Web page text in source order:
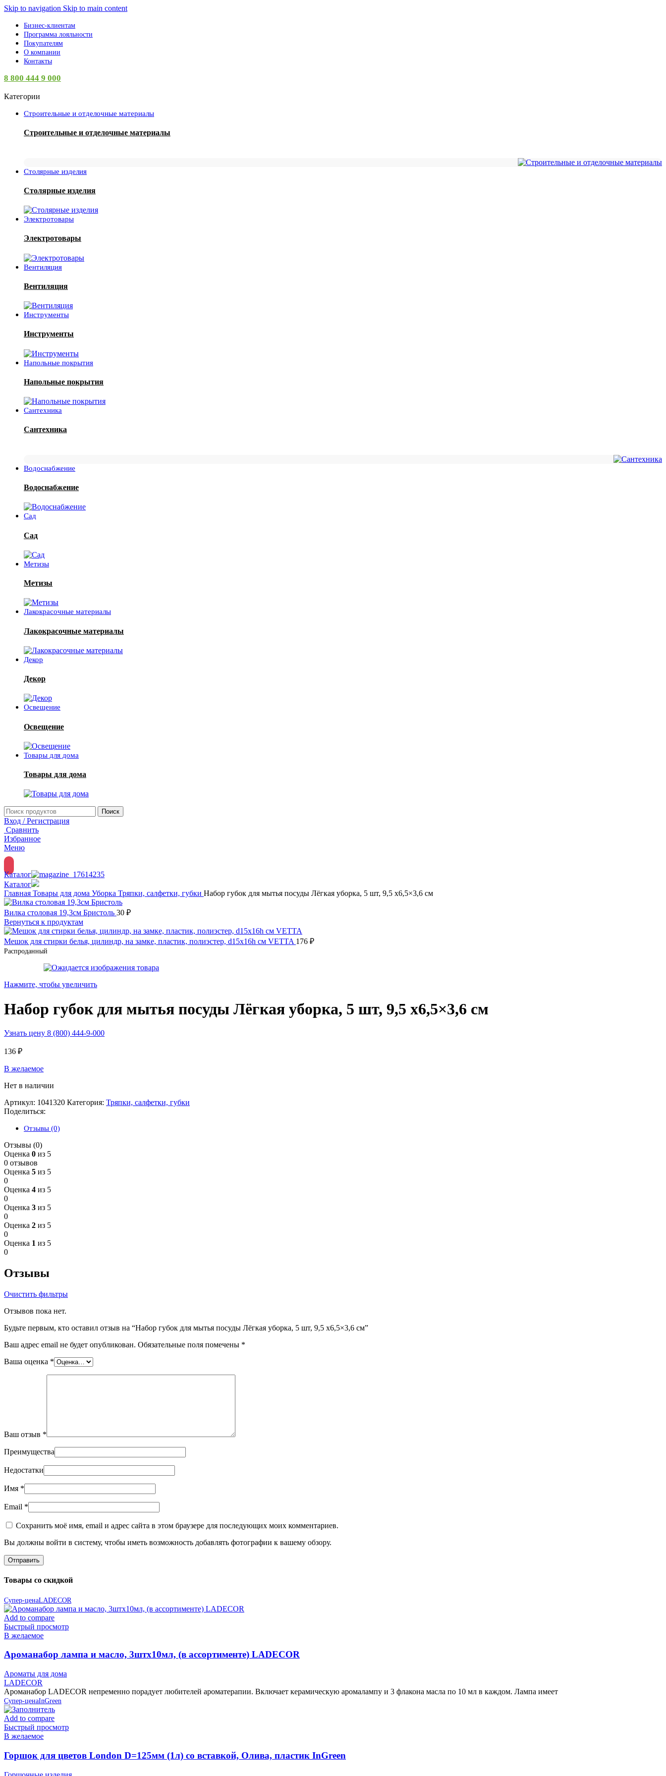
Skip to navigation Skip to main content
Бизнес-клиентам
Программа лояльности
Покупателям
О компании
Контакты
8 800 444 9 000
Категории
Строительные и отделочные материалы
Строительные и отделочные материалы
Столярные изделия
Столярные изделия
Электротовары
Электротовары
Вентиляция
Вентиляция
Инструменты
Инструменты
Напольные покрытия
Напольные покрытия
Сантехника
Сантехника
Водоснабжение
Водоснабжение
Сад
Сад
Метизы
Метизы
Лакокрасочные материалы
Лакокрасочные материалы
Декор
Декор
Освещение
Освещение
Товары для дома
Товары для дома
Поиск
Вход / Регистрация
Сравнить
Избранное
Меню
Каталог
Каталог
Главная Товары для дома Уборка Тряпки, салфетки, губки Набор губок для мытья посуды Лёгкая уборка, 5 шт, 9,5 x6,5×3,6 см
Вилка столовая 19,3см Бристоль 30 ₽
Вернуться к продуктам
Мешок для стирки белья, цилиндр, на замке, пластик, полиэстер, d15х16h см VETTA 176 ₽
Распроданный
Нажмите, чтобы увеличить
Набор губок для мытья посуды Лёгкая уборка, 5 шт, 9,5 x6,5×3,6 см
Узнать цену 8 (800) 444-9-000
136 ₽
В желаемое
Нет в наличии
Артикул: 1041320 Категория: Тряпки, салфетки, губки
Поделиться:
Отзывы (0)
Отзывы (0)
Оценка 0 из 5
0 отзывов
Оценка 5 из 5
0
Оценка 4 из 5
0
Оценка 3 из 5
0
Оценка 2 из 5
0
Оценка 1 из 5
0
Отзывы
Очистить фильтры
Отзывов пока нет.
Будьте первым, кто оставил отзыв на “Набор губок для мытья посуды Лёгкая уборка, 5 шт, 9,5 x6,5×3,6 см”
Ваш адрес email не будет опубликован. Обязательные поля помечены *
Ваша оценка *
Ваш отзыв *
Преимущества
Недостатки
Имя *
Email *
Сохранить моё имя, email и адрес сайта в этом браузере для последующих моих комментариев.
Вы должны войти в систему, чтобы иметь возможность добавлять фотографии к вашему обзору.
Товары со скидкой
Супер-ценаLADECOR
Add to compare
Быстрый просмотр
В желаемое
Ароманабор лампа и масло, 3штx10мл, (в ассортименте) LADECOR
Ароматы для дома
LADECOR
Ароманабор LADECOR непременно порадует любителей ароматерапии. Включает керамическую аромалампу и 3 флакона масла по 10 мл в каждом. Лампа имеет
Супер-ценаInGreen
Add to compare
Быстрый просмотр
В желаемое
Горшок для цветов London D=125мм (1л) со вставкой, Олива, пластик InGreen